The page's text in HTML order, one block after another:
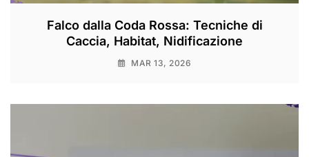
Falco dalla Coda Rossa: Tecniche di
Caccia, Habitat, Nidificazione
MAR 13, 2026